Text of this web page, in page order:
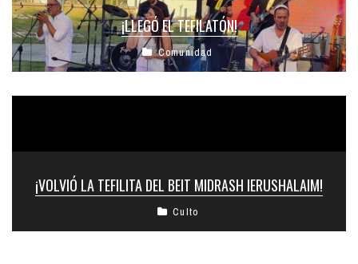
¡LLEGÓ EL TEFILATÓN!
Comunidad
¡VOLVIÓ LA TEFILITA DEL BEIT MIDRASH IERUSHALAIM!
Culto